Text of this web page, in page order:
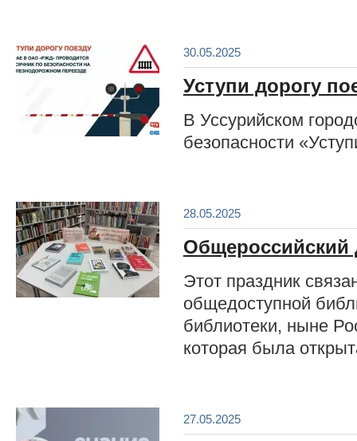
30.05.2025
Уступи дорогу
В Уссурийском
безопасности
28.05.2025
Общероссийский
Этот праздник
общедоступной
библиотеки, ныне
которая была
27.05.2025